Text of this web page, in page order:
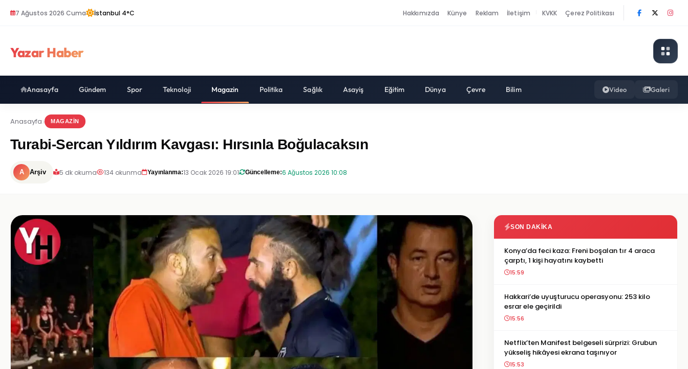
7 Ağustos 2026 Cuma İstanbul 4°C Hakkımızda Künye Reklam İletişim KVKK Çerez Politikası
Yazar Haber
Anasayfa Gündem Spor Teknoloji Magazin Politika Sağlık Asayiş Eğitim Dünya Çevre Bilim Video Galeri
Anasayfa MAGAZIN
Turabi-Sercan Yıldırım Kavgası: Hırsınla Boğulacaksın
A Arşiv 5 dk okuma 134 okunma Yayınlanma:13 Ocak 2026 19:01 Güncelleme:6 Ağustos 2026 10:08
SON DAKIKA
Konya’da feci kaza: Freni boşalan tır 4 araca
çarptı, 1 kişi hayatını kaybetti
15:59
Hakkari’de uyuşturucu operasyonu: 253 kilo
esrar ele geçirildi
15:56
Netflix’ten Manifest belgeseli sürprizi: Grubun
yükseliş hikâyesi ekrana taşınıyor
15:53